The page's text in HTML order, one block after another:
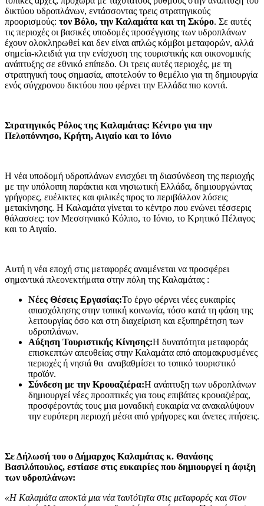
δικτύου υδροπλάνων, εντάσσοντας τρεις στρατηγικούς
προορισμούς: τον Βόλο, την Καλαμάτα και τη Σκύρο. Σε αυτές
τις περιοχές οι βασικές υποδομές προσέγγισης των υδροπλάνων
έχουν ολοκληρωθεί και δεν είναι απλώς κόμβοι μεταφορών, αλλά
σημεία-κλειδιά για την ενίσχυση της τουριστικής και οικονομικής
ανάπτυξης σε εθνικό επίπεδο. Οι τρεις αυτές περιοχές, με τη
στρατηγική τους σημασία, αποτελούν το θεμέλιο για τη δημιουργία
ενός σύγχρονου δικτύου που φέρνει την Ελλάδα πιο κοντά.
Στρατηγικός Ρόλος της Καλαμάτας: Κέντρο για την
Πελοπόννησο, Κρήτη, Αιγαίο και το Ιόνιο
Η νέα υποδομή υδροπλάνων ενισχύει τη διασύνδεση της περιοχής
με την υπόλοιπη παράκτια και νησιωτική Ελλάδα, δημιουργώντας
γρήγορες, ευέλικτες και φιλικές προς το περιβάλλον λύσεις
μετακίνησης. Η Καλαμάτα γίνεται το κέντρο που ενώνει τέσσερις
θάλασσες: τον Μεσσηνιακό Κόλπο, το Ιόνιο, το Κρητικό Πέλαγος
και το Αιγαίο.
Αυτή η νέα εποχή στις μεταφορές αναμένεται να προσφέρει
σημαντικά πλεονεκτήματα στην πόλη της Καλαμάτας :
Νέες Θέσεις Εργασίας:Το έργο φέρνει νέες ευκαιρίες
απασχόλησης στην τοπική κοινωνία, τόσο κατά τη φάση της
λειτουργίας όσο και στη διαχείριση και εξυπηρέτηση των
υδροπλάνων.
Αύξηση Τουριστικής Κίνησης:Η δυνατότητα μεταφοράς
επισκεπτών απευθείας στην Καλαμάτα από απομακρυσμένες
περιοχές ή νησιά θα αναβαθμίσει το τοπικό τουριστικό
προϊόν.
Σύνδεση με την Κρουαζιέρα:Η ανάπτυξη των υδροπλάνων
δημιουργεί νέες προοπτικές για τους επιβάτες κρουαζιέρας,
προσφέροντάς τους μια μοναδική ευκαιρία να ανακαλύψουν
την ευρύτερη περιοχή μέσα από γρήγορες και άνετες πτήσεις.
Σε Δήλωσή του ο Δήμαρχος Καλαμάτας κ. Θανάσης
Βασιλόπουλος, εστίασε στις ευκαιρίες που δημιουργεί η άφιξη
των υδροπλάνων:
«Η Καλαμάτα αποκτά μια νέα ταυτότητα στις μεταφορές και στον